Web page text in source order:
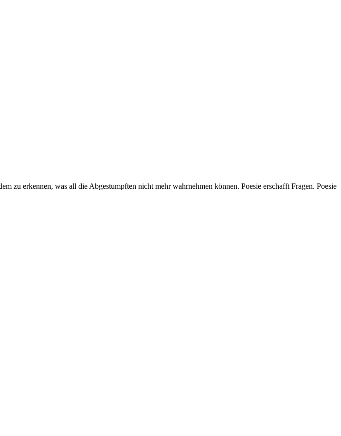
zu erkennen, was all die Abgestumpften nicht mehr wahrnehmen können. Poesie erschafft Fragen. Poesie